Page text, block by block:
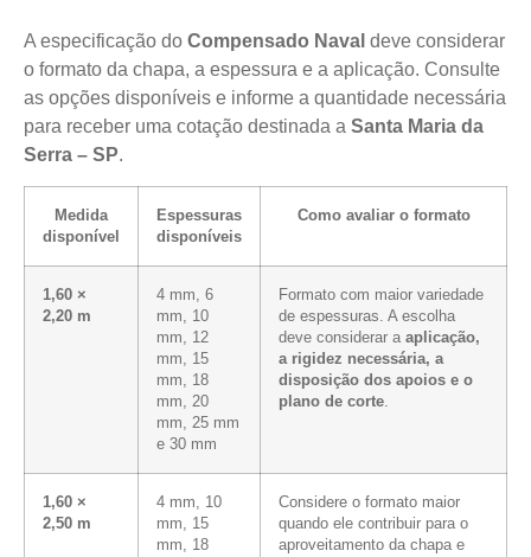
A especificação do Compensado Naval deve considerar
o formato da chapa, a espessura e a aplicação. Consulte
as opções disponíveis e informe a quantidade necessária
para receber uma cotação destinada a Santa Maria da
Serra – SP.
Medida
disponível
Espessuras
disponíveis
Como avaliar o formato
1,60 ×
2,20 m
4 mm, 6
mm, 10
mm, 12
mm, 15
mm, 18
mm, 20
mm, 25 mm
e 30 mm
Formato com maior variedade
de espessuras. A escolha
deve considerar a aplicação,
a rigidez necessária, a
disposição dos apoios e o
plano de corte.
1,60 ×
2,50 m
4 mm, 10
mm, 15
mm, 18
Considere o formato maior
quando ele contribuir para o
aproveitamento da chapa e